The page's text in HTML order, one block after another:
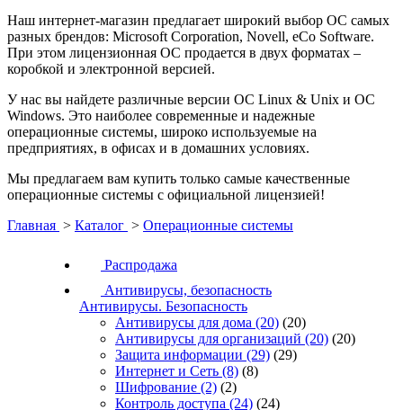
Наш интернет-магазин предлагает широкий выбор ОС самых
разных брендов: Microsoft Corporation, Novell, eCo Software.
При этом лицензионная ОС продается в двух форматах –
коробкой и электронной версией.
У нас вы найдете различные версии ОС Linux & Unix и ОС
Windows. Это наиболее современные и надежные
операционные системы, широко используемые на
предприятиях, в офисах и в домашних условиях.
Мы предлагаем вам купить только самые качественные
операционные системы с официальной лицензией!
Главная > Каталог > Операционные системы
Распродажа
Антивирусы, безопасность
Антивирусы. Безопасность
Антивирусы для дома (20) (20)
Антивирусы для организаций (20) (20)
Защита информации (29) (29)
Интернет и Сеть (8) (8)
Шифрование (2) (2)
Контроль доступа (24) (24)